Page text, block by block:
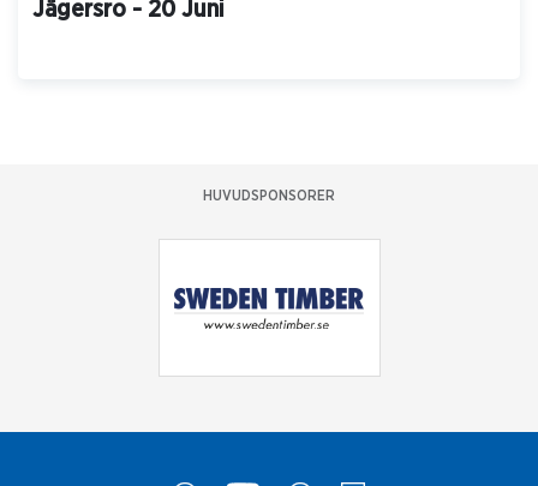
Jägersro - 20 Juni
HUVUDSPONSORER